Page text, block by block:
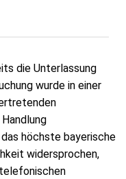
die Unterlassung
wurde in einer
höchste bayerische
widersprochen,